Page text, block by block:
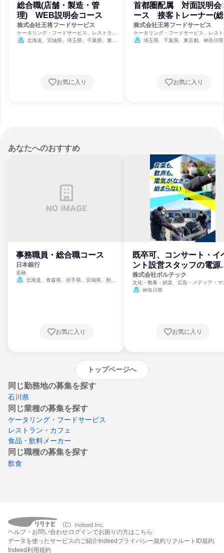
総合職(店舗・製造・管
理) WEB説明会コース
株式会社王将フードサービス
ケータリング・フードサービス、レストラ
ン・カフェ、食品・飲料メーカー
北海道、宮城県、埼玉県、千葉県、東京
徳島県、香川県、愛媛県、福岡県、佐賀県、
長崎県、熊本県、大分県
お気に入り
首都圏配属 対面説明会
ース 接客トレーナー(
職)
株式会社王将フードサービス
ケータリング・フードサービス、レス
ン・カフェ、食品・飲料メーカー
埼玉県、千葉県、東京都、神奈川県
お気に入り
あなたへのおすすめ
事務職員・総合職コース
日本銀行
金融
北海道、青森県、岩手県、宮城県、秋田
崎県、熊本県、大分県、宮崎県、鹿児島県、
お気に入り
既卒可、コンサート・イ
ント設営スタッフの電源
門
株式会社ボルテック
文化・教養・娯楽、広告・メディア・マ
ミ、電力・ガス・水道・エネルギー
神奈川県
お気に入り
トップページへ
同じ勤務地の募集を探す
石川県
同じ業種の募集を探す
ケータリング・フードサービス
レストラン・カフェ
食品・飲料メーカー
同じ職種の募集を探す
飲食
ヘルプ・お問い合わせ ログインでお困りの方はこちら
データを使ったサービスのご紹介Indeedプライバシー規約 リクルートID規約
Indeed利用規約